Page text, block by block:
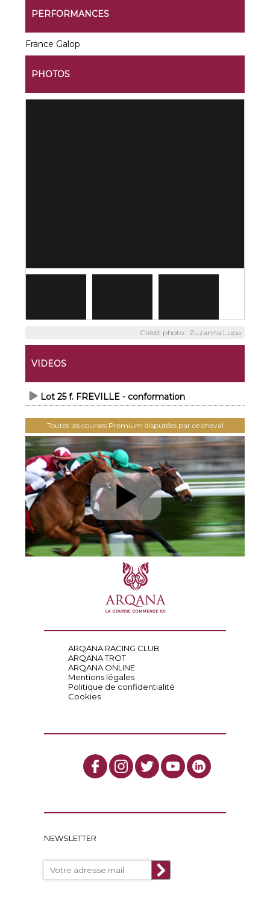
PERFORMANCES
France Galop
PHOTOS
Crédit photo : Zuzanna Lupa
VIDEOS
Lot 25 f. FREVILLE - conformation
Toutes les courses Premium disputées par ce cheval
ARQANA RACING CLUB
ARQANA TROT
ARQANA ONLINE
Mentions légales
Politique de confidentialité
Cookies
NEWSLETTER